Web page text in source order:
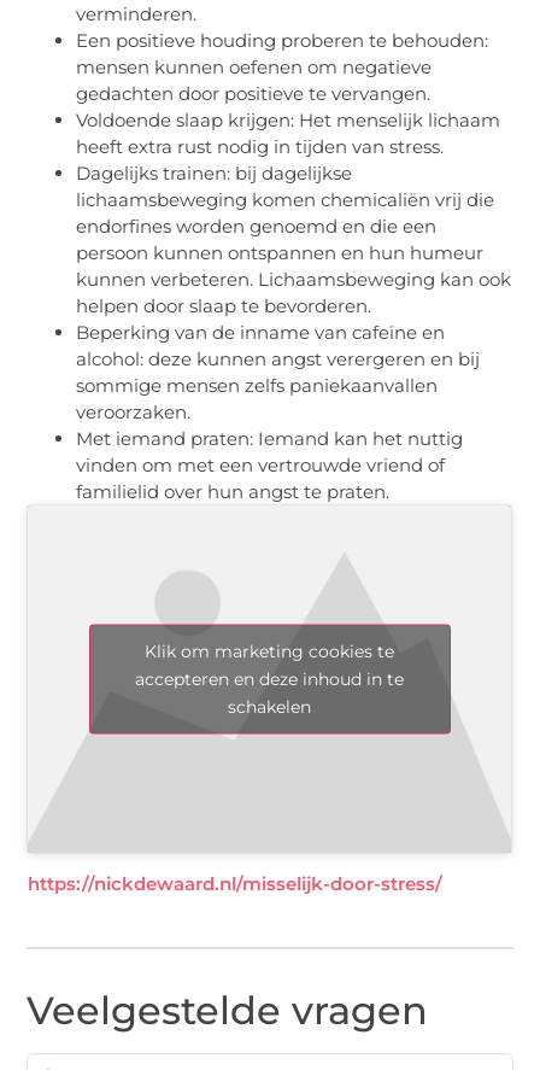
verminderen.
Een positieve houding proberen te behouden:
mensen kunnen oefenen om negatieve
gedachten door positieve te vervangen.
Voldoende slaap krijgen: Het menselijk lichaam
heeft extra rust nodig in tijden van stress.
Dagelijks trainen: bij dagelijkse
lichaamsbeweging komen chemicaliën vrij die
endorfines worden genoemd en die een
persoon kunnen ontspannen en hun humeur
kunnen verbeteren. Lichaamsbeweging kan ook
helpen door slaap te bevorderen.
Beperking van de inname van cafeïne en
alcohol: deze kunnen angst verergeren en bij
sommige mensen zelfs paniekaanvallen
veroorzaken.
Met iemand praten: Iemand kan het nuttig
vinden om met een vertrouwde vriend of
familielid over hun angst te praten.
Klik om marketing cookies te
accepteren en deze inhoud in te
schakelen
https://nickdewaard.nl/misselijk-door-stress/
Veelgestelde vragen